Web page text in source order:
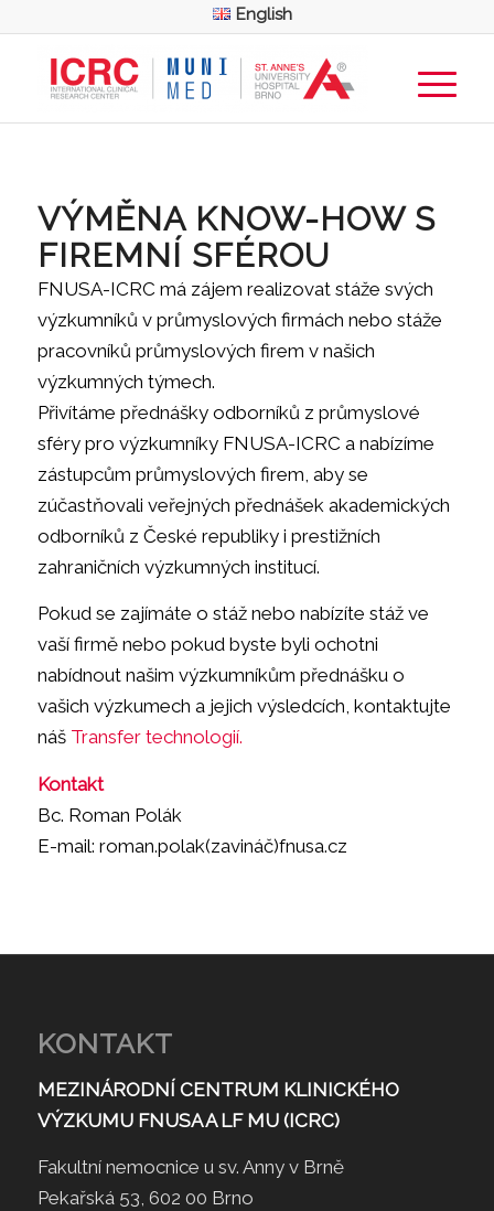
English
VÝMĚNA KNOW-HOW S
FIREMNÍ SFÉROU
FNUSA-ICRC má zájem realizovat stáže svých
výzkumníků v průmyslových firmách nebo stáže
pracovníků průmyslových firem v našich
výzkumných týmech.
Přivítáme přednášky odborníků z průmyslové
sféry pro výzkumníky FNUSA-ICRC a nabízíme
zástupcům průmyslových firem, aby se
zúčastňovali veřejných přednášek akademických
odborníků z České republiky i prestižních
zahraničních výzkumných institucí.
Pokud se zajímáte o stáž nebo nabízíte stáž ve
vaší firmě nebo pokud byste byli ochotni
nabídnout našim výzkumníkům přednášku o
vašich výzkumech a jejich výsledcích, kontaktujte
náš Transfer technologií.
Kontakt
Bc. Roman Polák
E-mail: roman.polak(zavináč)fnusa.cz
KONTAKT
MEZINÁRODNÍ CENTRUM KLINICKÉHO
VÝZKUMU FNUSA A LF MU (ICRC)
Fakultní nemocnice u sv. Anny v Brně
Pekařská 53, 602 00 Brno